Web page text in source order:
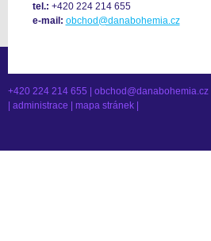
tel.: +420 224 214 655
e-mail: obchod@danabohemia.cz
+420 224 214 655 | obchod@danabohemia.cz
administrace mapa stránek|